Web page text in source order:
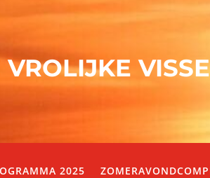
VROLIJKE
2025